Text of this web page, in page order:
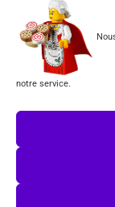
notre service.
en restent les propriétaires.
INSCRIPTION À LA
J'accepte